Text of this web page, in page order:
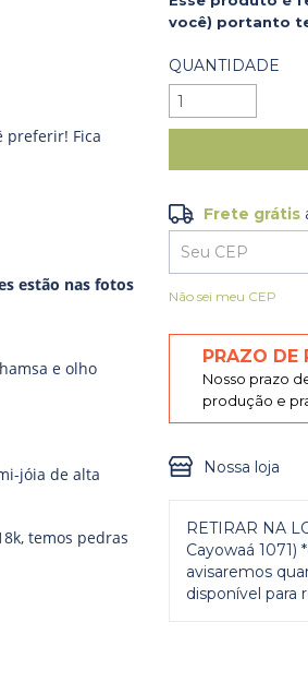
preferir! Fica
estão nas fotos
e olho
jóia de alta
temos pedras
você) portanto
QUANTIDADE
Frete grátis
Entregas para o
Frete grátis
Não sei meu CEP
PRAZO DE
Nosso prazo
produção e
Nossa loja
RETIRAR NA
Cayowaá 1071)
avisaremos
disponível para